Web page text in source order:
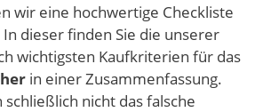
wir eine hochwertige Checkliste
dieser finden Sie die unserer
wichtigsten Kaufkriterien für das
in einer Zusammenfassung.
schließlich nicht das falsche